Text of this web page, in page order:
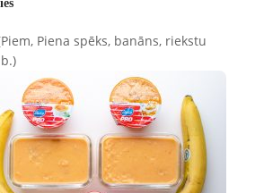
Piena spēks, banāns, riekstu